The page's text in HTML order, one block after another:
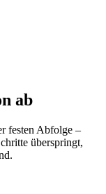
ab
festen Abfolge –
überspringt,